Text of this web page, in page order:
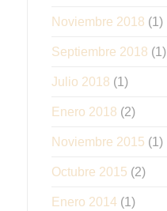
Noviembre 2018 (1)
Septiembre 2018 (1)
Julio 2018 (1)
Enero 2018 (2)
Noviembre 2015 (1)
Octubre 2015 (2)
Enero 2014(1)